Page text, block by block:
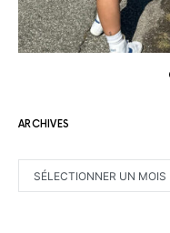
ARCHIVES
ARCHIVES